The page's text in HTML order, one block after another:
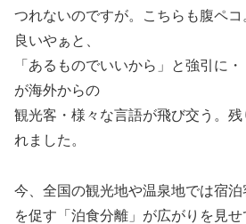
つれないのですが。こちらも腹ペ
良いやぁと、
「あるものでいいから」と強引に
が海外からの
観光客・様々な言語が飛び交う。
れました。
今、全国の観光地や温泉地では宿
を促す「泊食分離」が広がりを見